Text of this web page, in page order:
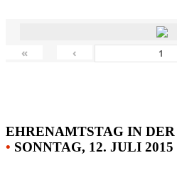
« ‹
EHRENAMTSTAG IN
• SONNTAG, 12. JULI 2015